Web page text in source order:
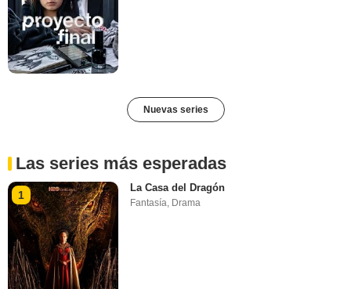
Nuevas series
Las series más esperadas
1
La Casa del Dragón
Fantasía Drama